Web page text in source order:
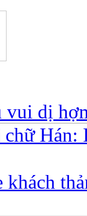
dị
Hán:
khách